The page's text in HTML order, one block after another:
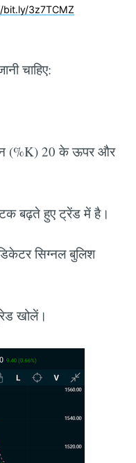
3z7TCMZ
चाहिए:
(%K) 20 के ऊपर और
बढ़ते हुए ट्रेंड में है।
सिग्नल बुलिश
खोलें।